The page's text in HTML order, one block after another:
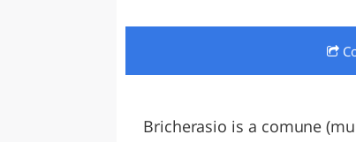
Bricherasio is a comune